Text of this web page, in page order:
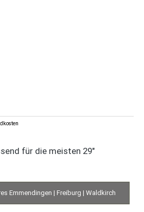
für die meisten 29"
Emmendingen | Freiburg | Waldkirch